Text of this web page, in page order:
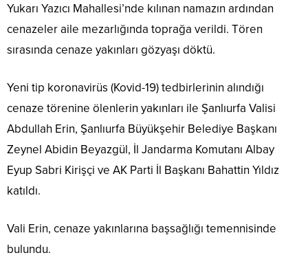
Yukarı Yazıcı Mahallesi’nde kılınan namazın ardından
cenazeler aile mezarlığında toprağa verildi. Tören
sırasında cenaze yakınları gözyaşı döktü.
Yeni tip koronavirüs (Kovid-19) tedbirlerinin alındığı
cenaze törenine ölenlerin yakınları ile Şanlıurfa Valisi
Abdullah Erin, Şanlıurfa Büyükşehir Belediye Başkanı
Zeynel Abidin Beyazgül, İl Jandarma Komutanı Albay
Eyup Sabri Kirişçi ve AK Parti İl Başkanı Bahattin Yıldız
katıldı.
Vali Erin, cenaze yakınlarına başsağlığı temennisinde
bulundu.